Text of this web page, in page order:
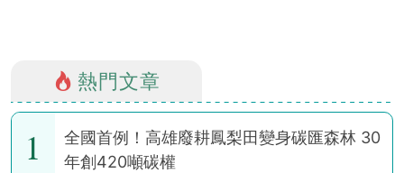
熱門文章
1
全國首例！高雄廢耕鳳梨田變身碳匯森林 30
年創420噸碳權